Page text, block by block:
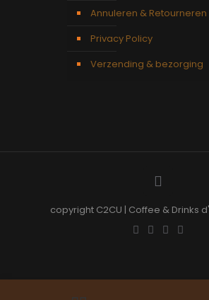
Annuleren & Retourneren
Privacy Policy
Verzending & bezorging
copyright C2CU | Coffee & Drinks